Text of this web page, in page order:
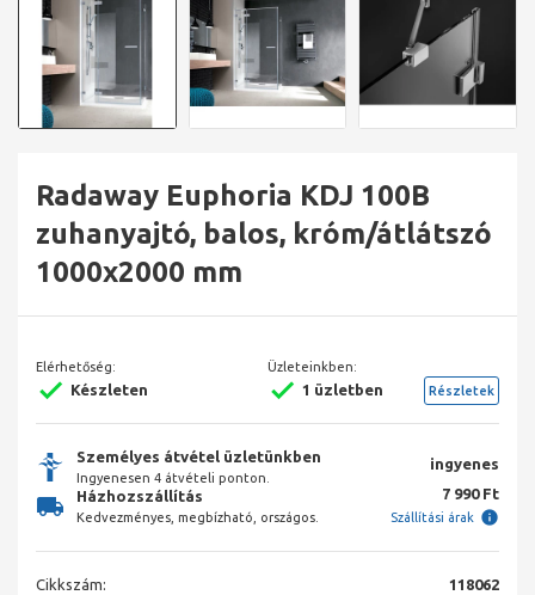
Radaway Euphoria KDJ 100B
zuhanyajtó, balos, króm/átlátszó
1000x2000 mm
Elérhetőség:
Készleten
Üzleteinkben:
1 üzletben Részletek
Személyes átvétel üzletünkben
Ingyenesen 4 átvételi ponton.
ingyenes
Házhozszállítás
Kedvezményes, megbízható, országos.
7 990 Ft
Szállítási árak
Cikkszám:
118062